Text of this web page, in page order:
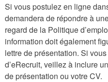
Si vous postulez en ligne
demandera de répondre à
regard de la Politique
information doit également
lettre de présentation. Si
d’eRecruit, veillez à inclure
de présentation ou votre CV.